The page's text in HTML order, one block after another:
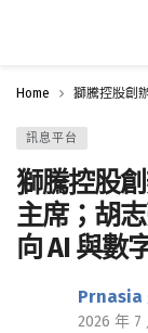
Home 獅騰控股創
訊息平台
獅騰控股
主席；胡
向 AI 與數
Prnasia
2026 年 7